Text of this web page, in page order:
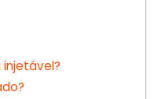
injetável?